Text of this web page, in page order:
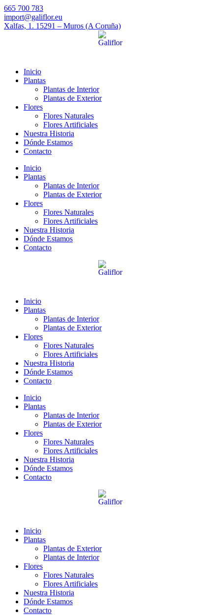
665 700 783
import@galiflor.eu
Xalfas, 1. 15291 – Muros (A Coruña)
Inicio
Plantas
Plantas de Interior
Plantas de Exterior
Flores
Flores Naturales
Flores Artificiales
Nuestra Historia
Dónde Estamos
Contacto
Inicio
Plantas
Plantas de Interior
Plantas de Exterior
Flores
Flores Naturales
Flores Artificiales
Nuestra Historia
Dónde Estamos
Contacto
Inicio
Plantas
Plantas de Interior
Plantas de Exterior
Flores
Flores Naturales
Flores Artificiales
Nuestra Historia
Dónde Estamos
Contacto
Inicio
Plantas
Plantas de Interior
Plantas de Exterior
Flores
Flores Naturales
Flores Artificiales
Nuestra Historia
Dónde Estamos
Contacto
Inicio
Plantas
Plantas de Exterior
Plantas de Interior
Flores
Flores Naturales
Flores Artificiales
Nuestra Historia
Dónde Estamos
Contacto